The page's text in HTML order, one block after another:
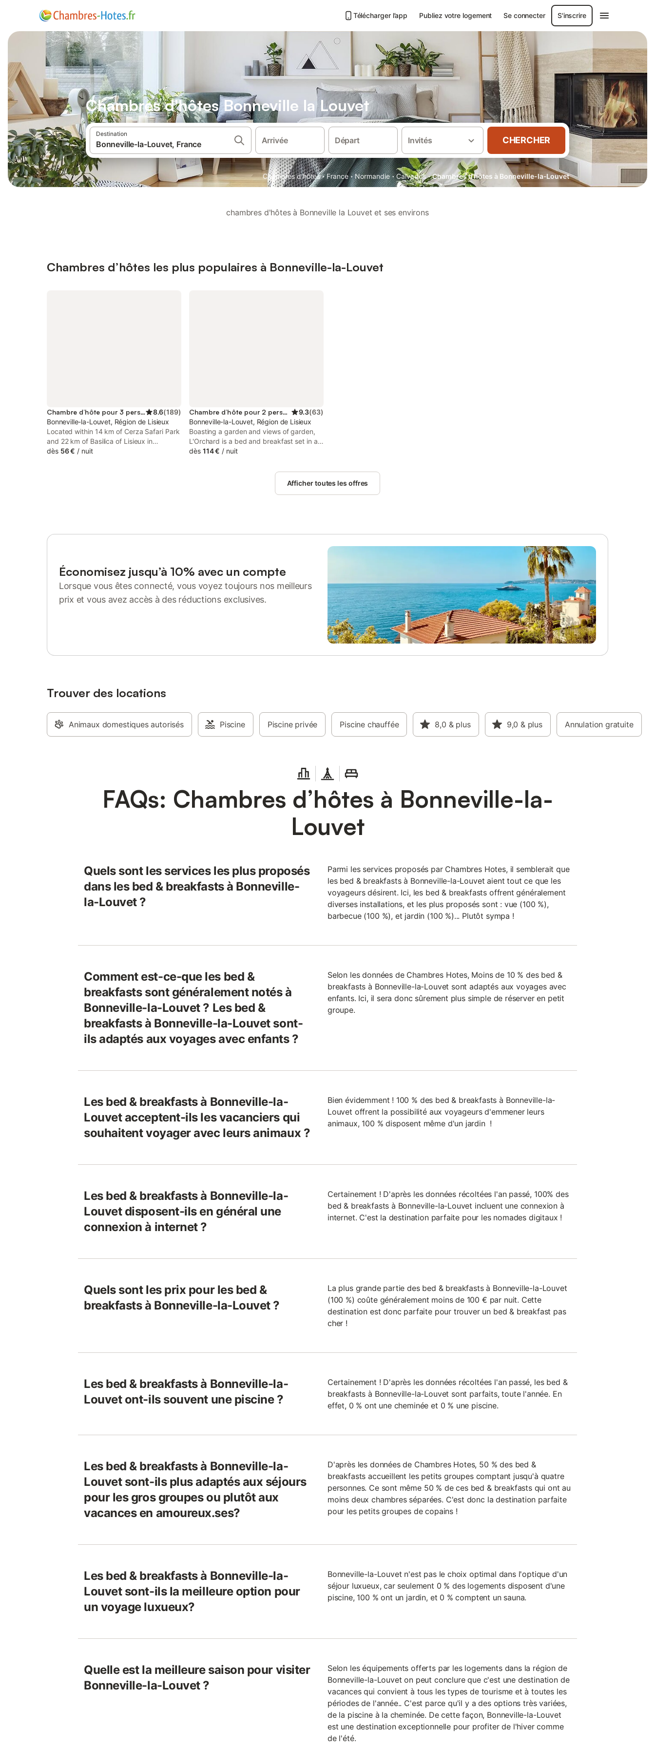
Télécharger l’app Publiez votre logement Se connecter S'inscrire
Chambres d'hôtes Bonneville la Louvet
Destination
Arrivée Départ Invités CHERCHER
Chambres d'hôtes · France · Normandie · Calvados · Chambres d’hôtes à Bonneville-la-Louvet
chambres d'hôtes à Bonneville la Louvet et ses environs
Chambres d’hôtes les plus populaires à Bonneville-la-Louvet
Chambre d’hôte pour 3 personnes 8.6(189)
Bonneville-la-Louvet, Région de Lisieux
Located within 14 km of Cerza Safari Park
and 22 km of Basilica of Lisieux in
Bonneville-la-Louvet, Le Pré Doré offers
dès 56 € / nuit
Chambre d’hôte pour 2 personnes 9.3(63)
Bonneville-la-Louvet, Région de Lisieux
Boasting a garden and views of garden,
L'Orchard is a bed and breakfast set in a
historic building in Bonneville-la-Louvet,
property offers access to a terrace, free
dès 114 € / nuit
Afficher toutes les offres
Économisez jusqu’à 10% avec un compte
Lorsque vous êtes connecté, vous voyez toujours nos meilleurs
prix et vous avez accès à des réductions exclusives.
Trouver des locations
Animaux domestiques autorisés Piscine Piscine privée Piscine chauffée 8,0 & plus 9,0 & plus Annulation gratuite
FAQs: Chambres d’hôtes à Bonneville-la-
Louvet
Quels sont les services les plus proposés
dans les bed & breakfasts à Bonneville-
la-Louvet ?
Parmi les services proposés par Chambres Hotes, il semblerait que
les bed & breakfasts à Bonneville-la-Louvet aient tout ce que les
voyageurs désirent. Ici, les bed & breakfasts offrent généralement
diverses installations, et les plus proposés sont : vue (100 %),
barbecue (100 %), et jardin (100 %)... Plutôt sympa !
Comment est-ce-que les bed &
breakfasts sont généralement notés à
Bonneville-la-Louvet ? Les bed &
breakfasts à Bonneville-la-Louvet sont-
ils adaptés aux voyages avec enfants ?
Selon les données de Chambres Hotes, Moins de 10 % des bed &
breakfasts à Bonneville-la-Louvet sont adaptés aux voyages avec
enfants. Ici, il sera donc sûrement plus simple de réserver en petit
groupe.
Les bed & breakfasts à Bonneville-la-
Louvet acceptent-ils les vacanciers qui
souhaitent voyager avec leurs animaux ?
Bien évidemment ! 100 % des bed & breakfasts à Bonneville-la-
Louvet offrent la possibilité aux voyageurs d'emmener leurs
animaux, 100 % disposent même d'un jardin !
Les bed & breakfasts à Bonneville-la-
Louvet disposent-ils en général une
connexion à internet ?
Certainement ! D'après les données récoltées l'an passé, 100% des
bed & breakfasts à Bonneville-la-Louvet incluent une connexion à
internet. C'est la destination parfaite pour les nomades digitaux !
Quels sont les prix pour les bed &
breakfasts à Bonneville-la-Louvet ?
La plus grande partie des bed & breakfasts à Bonneville-la-Louvet
(100 %) coûte généralement moins de 100 € par nuit. Cette
destination est donc parfaite pour trouver un bed & breakfast pas
cher !
Les bed & breakfasts à Bonneville-la-
Louvet ont-ils souvent une piscine ?
Certainement ! D'après les données récoltées l'an passé, les bed &
breakfasts à Bonneville-la-Louvet sont parfaits, toute l'année. En
effet, 0 % ont une cheminée et 0 % une piscine.
Les bed & breakfasts à Bonneville-la-
Louvet sont-ils plus adaptés aux séjours
pour les gros groupes ou plutôt aux
vacances en amoureux.ses?
D'après les données de Chambres Hotes, 50 % des bed &
breakfasts accueillent les petits groupes comptant jusqu'à quatre
personnes. Ce sont même 50 % de ces bed & breakfasts qui ont au
moins deux chambres séparées. C'est donc la destination parfaite
pour les petits groupes de copains !
Les bed & breakfasts à Bonneville-la-
Louvet sont-ils la meilleure option pour
un voyage luxueux?
Bonneville-la-Louvet n'est pas le choix optimal dans l'optique d'un
séjour luxueux, car seulement 0 % des logements disposent d'une
piscine, 100 % ont un jardin, et 0 % comptent un sauna.
Quelle est la meilleure saison pour visiter
Bonneville-la-Louvet ?
Selon les équipements offerts par les logements dans la région de
Bonneville-la-Louvet on peut conclure que c'est une destination de
vacances qui convient à tous les types de tourisme et à toutes les
périodes de l'année.. C'est parce qu'il y a des options très variées,
de la piscine à la cheminée. De cette façon, Bonneville-la-Louvet
est une destination exceptionnelle pour profiter de l'hiver comme
de l'été.